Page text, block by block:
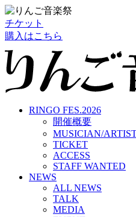
チケット
購入はこちら
RINGO FES.2026
開催概要
MUSICIAN/
TICKET
ACCESS
STAFF WANTED
NEWS
ALL NEWS
TALK
MEDIA